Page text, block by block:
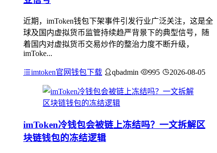
近期，imToken钱包下架事件引发行业广泛关注，这是全
球及国内虚拟货币监管持续趋严背景下的典型信号，随
着国内对虚拟货币交易炒作的整治力度不断升级，
imToke...
imtoken官网钱包下载 qbadmin 995 2026-08-05
imToken冷钱包会被链上冻结吗？一文拆解区
块链钱包的冻结逻辑